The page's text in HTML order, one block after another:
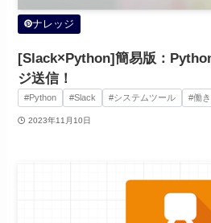
ナレッジ
[Slack×Python]簡易版：
ジ送信！
#Python #Slack #システムツール #働
2023年11月10日